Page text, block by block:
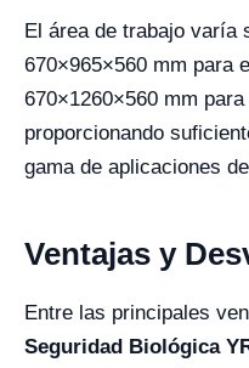
El área de trabajo varía
670×965×560 mm para
670×1260×560 mm
proporcionando
gama de aplicaciones
Ventajas y
Entre las principales
Seguridad Biológica